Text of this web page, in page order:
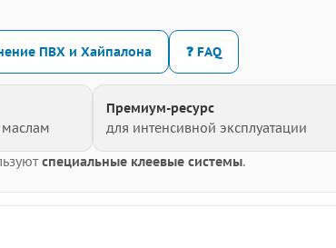
ПВХ и Хайпалона ❓ FAQ
маслам
Премиум-ресурс
для интенсивной эксплуатации
специальные клеевые системы.